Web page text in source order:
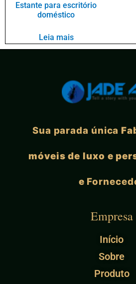
Estante para escritório
doméstico
Leia mais
Sua parada única
móveis de luxo e
e
Empresa
Início
Sobre
Produto